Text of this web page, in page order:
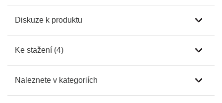
Diskuze k produktu
Ke stažení (4)
Naleznete v kategoriích